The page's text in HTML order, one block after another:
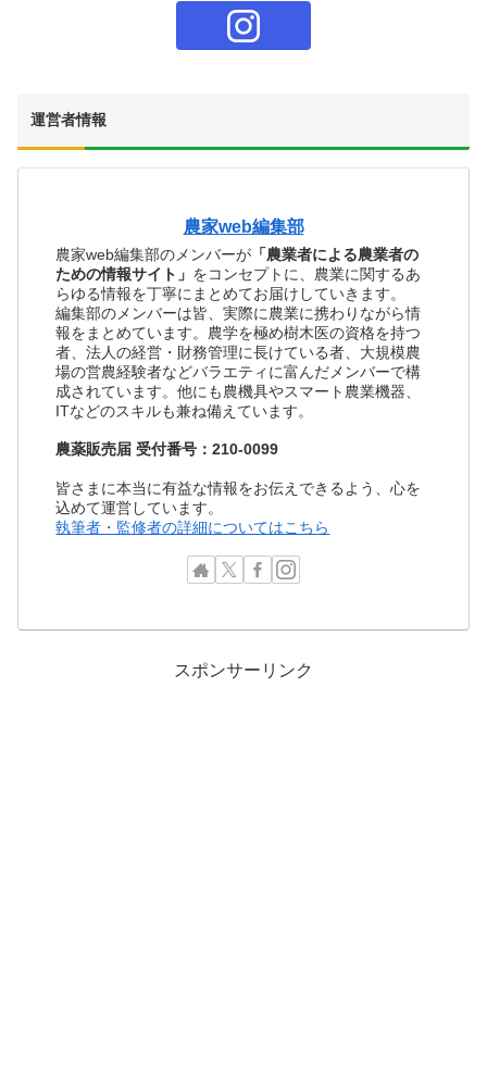
運営者情報
農家web編集部
農家web編集部のメンバーが 「農業者による農業者の
ための情報サイト」 をコンセプトに、農業に関するあ
らゆる情報を丁寧にまとめてお届けしていきます。
編集部のメンバーは皆、実際に農業に携わりながら情
報をまとめています。農学を極め樹木医の資格を持つ
者、法人の経営・財務管理に長けている者、大規模農
場の営農経験者などバラエティに富んだメンバーで構
成されています。他にも農機具やスマート農業機器、
ITなどのスキルも兼ね備えています。
農薬販売届 受付番号：210-0099
皆さまに本当に有益な情報をお伝えできるよう、心を
込めて運営しています。
執筆者・監修者の詳細についてはこちら
スポンサーリンク